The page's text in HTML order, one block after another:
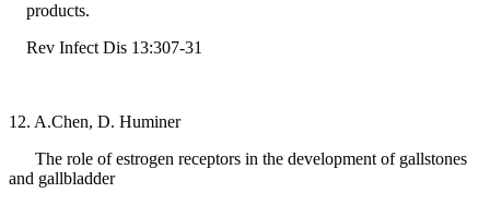
products.
Rev Infect Dis 13:307-31
12. A.Chen, D. Huminer
The role of estrogen receptors in the development of gallstones
and gallbladder